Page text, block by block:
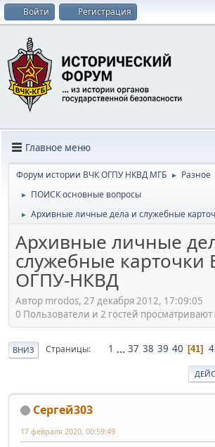
Войти Регистрация
Главное меню
Форум истории ВЧК ОГПУ НКВД МГБ ► Разное
► ПОИСК основные вопросы
► Архивные личные дела и служебные
Архивные личные
служебные карточки
ОГПУ-НКВД
Автор mrodos, 27 декабря 2012, 17:09:05
0 Пользователи и 2 гостей просматривают
ВНИЗ Страницы 1 ... 37 38 39 40 41
Сергей303
17 февраля 2020, 00:59:49